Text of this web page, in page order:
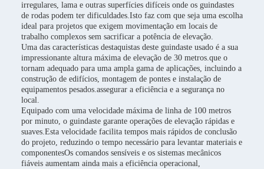
irregulares, lama e outras superfícies difíceis onde os guindastes
de rodas podem ter dificuldades.Isto faz com que seja uma escolha
ideal para projetos que exigem movimentação em locais de
trabalho complexos sem sacrificar a potência de elevação.
Uma das características destaquistas deste guindaste usado é a sua
impressionante altura máxima de elevação de 30 metros.que o
tornam adequado para uma ampla gama de aplicações, incluindo a
construção de edifícios, montagem de pontes e instalação de
equipamentos pesados.assegurar a eficiência e a segurança no
local.
Equipado com uma velocidade máxima de linha de 100 metros
por minuto, o guindaste garante operações de elevação rápidas e
suaves.Esta velocidade facilita tempos mais rápidos de conclusão
do projeto, reduzindo o tempo necessário para levantar materiais e
componentesOs comandos sensíveis e os sistemas mecânicos
fiáveis aumentam ainda mais a eficiência operacional,